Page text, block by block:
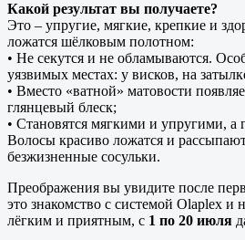
Какой результат вы получаете?
Это – упругие, мягкие, крепкие и
ложатся шёлковым полотном:
• Не секутся и не обламываются.
уязвимых местах: у висков, на
• Вместо «ватной» матовости
глянцевый блеск;
• Становятся мягкими и упругими, а
Волосы красиво ложатся и
безжизненные сосульки.
Преображения вы увидите после
это знакомство с системой Olaplex и
лёгким и приятным, с 1 по 20 июля